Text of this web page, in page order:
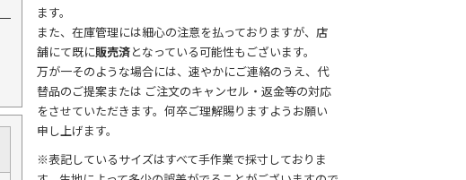
ます。
また、在庫管理には細心の注意を払っておりますが、店
舗にて既に販売済となっている可能性もございます。
万が一そのような場合には、速やかにご連絡のうえ、代
替品のご提案または ご注文のキャンセル・返金等の対応
をさせていただきます。何卒ご理解賜りますようお願い
申し上げます。
※表記しているサイズはすべて手作業で採寸しておりま